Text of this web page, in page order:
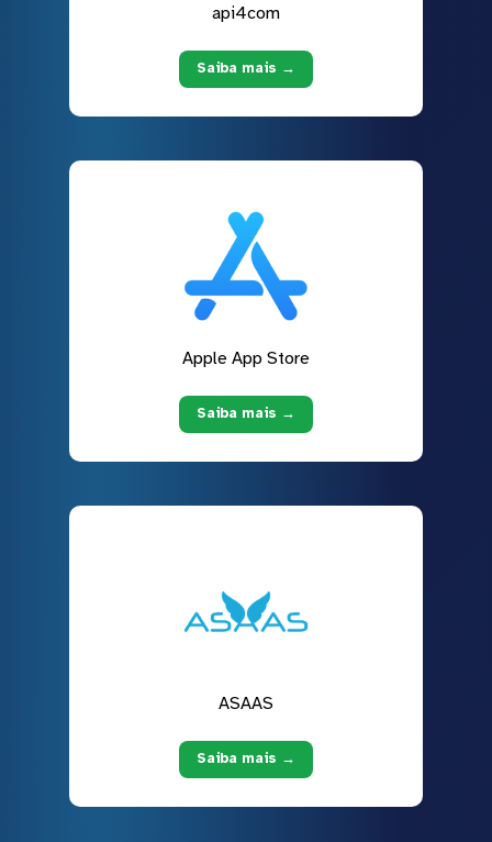
api4com
Saiba mais →
Apple App Store
Saiba mais →
ASAAS
Saiba mais →